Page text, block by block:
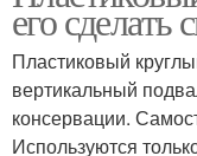
его
Пластиковый
вертикальный
консервации.
Используются